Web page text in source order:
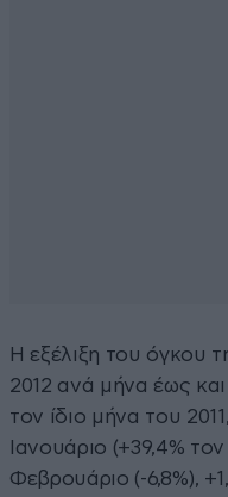
Η εξέλιξη του όγκου
2012 ανά μήνα έως
τον ίδιο μήνα του
Ιανουάριο (+39,4%
Φεβρουάριο (-6,8%),